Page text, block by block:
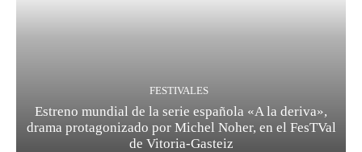
FESTIVALES
Estreno mundial de la serie española «A la deriva»,
drama protagonizado por Michel Noher, en el FesTVal
de Vitoria-Gasteiz